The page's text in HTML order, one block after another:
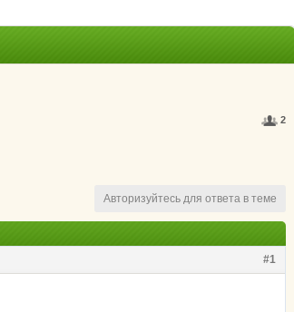
2
Авторизуйтесь для ответа в теме
#1